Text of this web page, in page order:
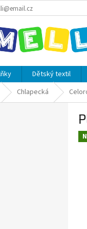
Dětský textil
Chlapecká